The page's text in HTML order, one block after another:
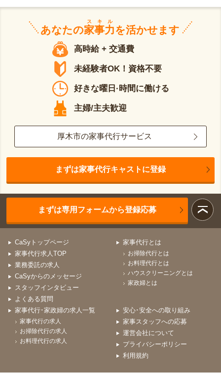
あなたの家事力
スキル
を活かせます
高時給 + 交通費
未経験者OK！資格不要
好きな曜日·時間に働ける
主婦/主夫歓迎
厚木市の家事代行サービス
まずは家事代行キャストに登録
まずは専用フォームから登録応募
CaSyトップページ
家事代行求人TOP
業務委託の求人
CaSyからのメッセージ
スタッフインタビュー
よくある質問
家事代行とは
お掃除代行とは
お料理代行とは
ハウスクリーニングとは
家政婦とは
家事代行･家政婦の求人一覧
家事代行の求人
お掃除代行の求人
お料理代行の求人
安心･安全への取り組み
家事スタッフへの応募
運営会社について
プライバシーポリシー
利用規約